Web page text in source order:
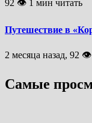
92 👁 1 мин читать
Путешествие в
2 месяца назад, 92 👁
Самые